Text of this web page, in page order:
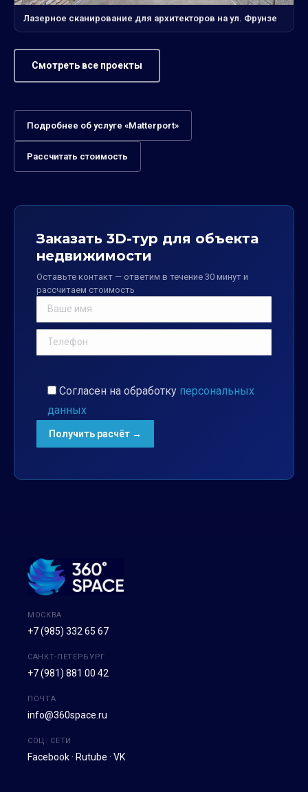
Лазерное сканирование для архитекторов на ул. Фрунзе
Смотреть все проекты
Подробнее об услуге «Matterport»
Рассчитать стоимость
Заказать 3D-тур для объекта
недвижимости
Оставьте контакт — ответим в течение 30 минут и
рассчитаем стоимость
Согласен на обработку персональных
данных
МОСКВА
+7 (985) 332 65 67
САНКТ-ПЕТЕРБУРГ
+7 (981) 881 00 42
ПОЧТА
info@360space.ru
СОЦ. СЕТИ
Facebook · Rutube · VK